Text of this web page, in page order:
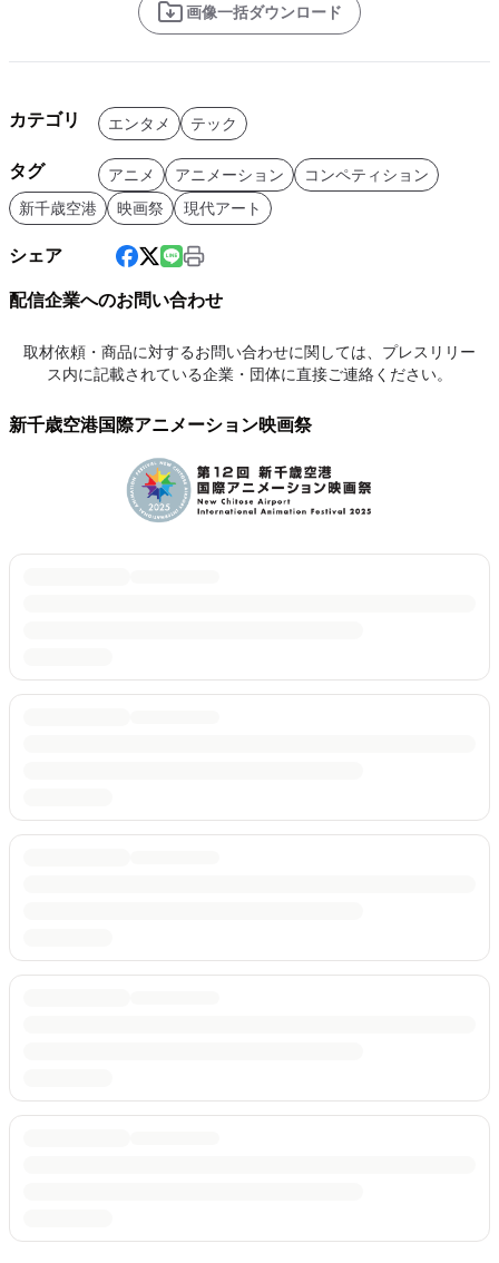
画像一括ダウンロード
カテゴリ エンタメ テック
タグ アニメ アニメーション
コンペティション
新千歳空港
映画祭 現代アート
シェア
配信企業へのお問い合わせ
取材依頼・商品に対するお問い合わせに関しては、プレスリリー
ス内に記載されている企業・団体に直接ご連絡ください。
新千歳空港国際アニメーション映画祭